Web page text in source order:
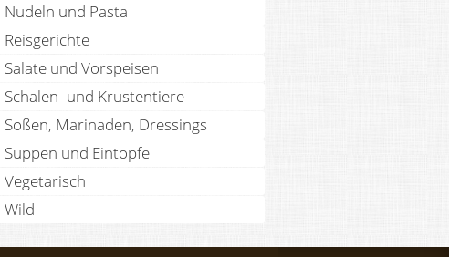
Nudeln und Pasta
Reisgerichte
Salate und Vorspeisen
Schalen- und Krustentiere
Soßen, Marinaden, Dressings
Suppen und Eintöpfe
Vegetarisch
Wild